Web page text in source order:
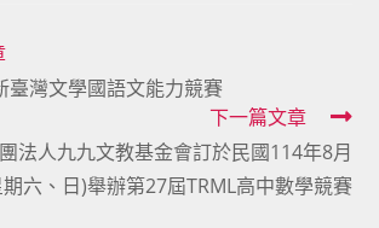
臺灣文學國語文能力競賽
下一篇文章
團法人九九文教基金會訂於民國114年8月
六、日)舉辦第27屆TRML高中數學競賽